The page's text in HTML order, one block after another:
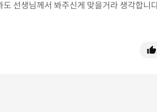
선생님께서 봐주신게 맞을거라 생각합니
thumb_up